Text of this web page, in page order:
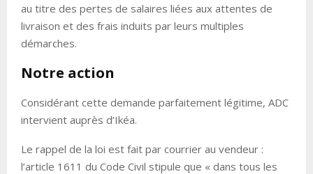
au titre des pertes de salaires liées aux attentes de
livraison et des frais induits par leurs multiples
démarches.
Notre action
Considérant cette demande parfaitement légitime, ADC
intervient auprès d’Ikéa.
Le rappel de la loi est fait par courrier au vendeur :
l’article 1611 du Code Civil stipule que « dans tous les